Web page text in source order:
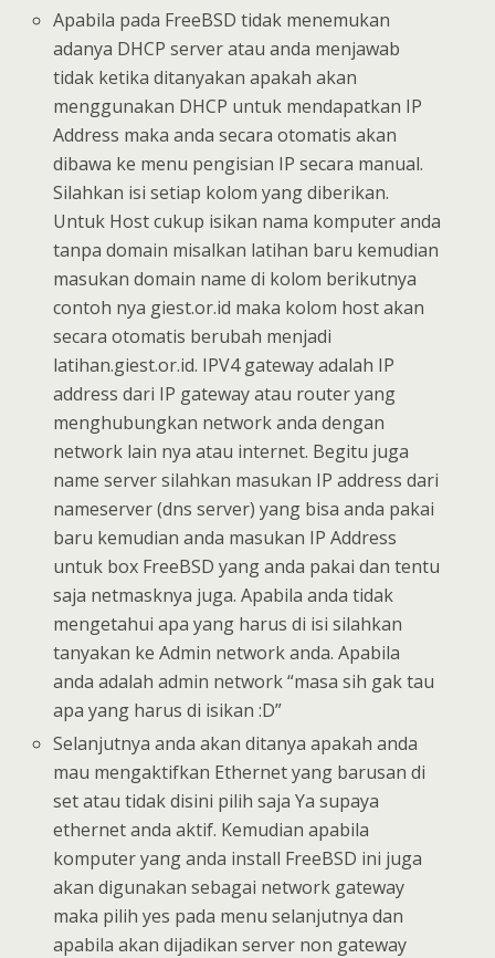
Apabila pada FreeBSD tidak menemukan
adanya DHCP server atau anda menjawab
tidak ketika ditanyakan apakah akan
menggunakan DHCP untuk mendapatkan IP
Address maka anda secara otomatis akan
dibawa ke menu pengisian IP secara manual.
Silahkan isi setiap kolom yang diberikan.
Untuk Host cukup isikan nama komputer anda
tanpa domain misalkan latihan baru kemudian
masukan domain name di kolom berikutnya
contoh nya giest.or.id maka kolom host akan
secara otomatis berubah menjadi
latihan.giest.or.id. IPV4 gateway adalah IP
address dari IP gateway atau router yang
menghubungkan network anda dengan
network lain nya atau internet. Begitu juga
name server silahkan masukan IP address dari
nameserver (dns server) yang bisa anda pakai
baru kemudian anda masukan IP Address
untuk box FreeBSD yang anda pakai dan tentu
saja netmasknya juga. Apabila anda tidak
mengetahui apa yang harus di isi silahkan
tanyakan ke Admin network anda. Apabila
anda adalah admin network “masa sih gak tau
apa yang harus di isikan :D”
Selanjutnya anda akan ditanya apakah anda
mau mengaktifkan Ethernet yang barusan di
set atau tidak disini pilih saja Ya supaya
ethernet anda aktif. Kemudian apabila
komputer yang anda install FreeBSD ini juga
akan digunakan sebagai network gateway
maka pilih yes pada menu selanjutnya dan
apabila akan dijadikan server non gateway